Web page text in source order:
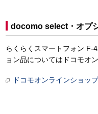
docomo select・オプ
らくらくスマートフォン F-
ョン品についてはドコモオ
ドコモオンラインショップ